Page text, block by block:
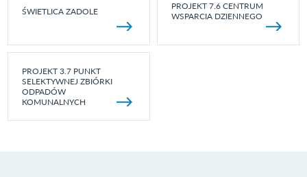
ŚWIETLICA ZADOLE
PROJEKT 7.6 CENTRUM
WSPARCIA DZIENNEGO
PROJEKT 3.7 PUNKT
SELEKTYWNEJ ZBIÓRKI
ODPADÓW
KOMUNALNYCH